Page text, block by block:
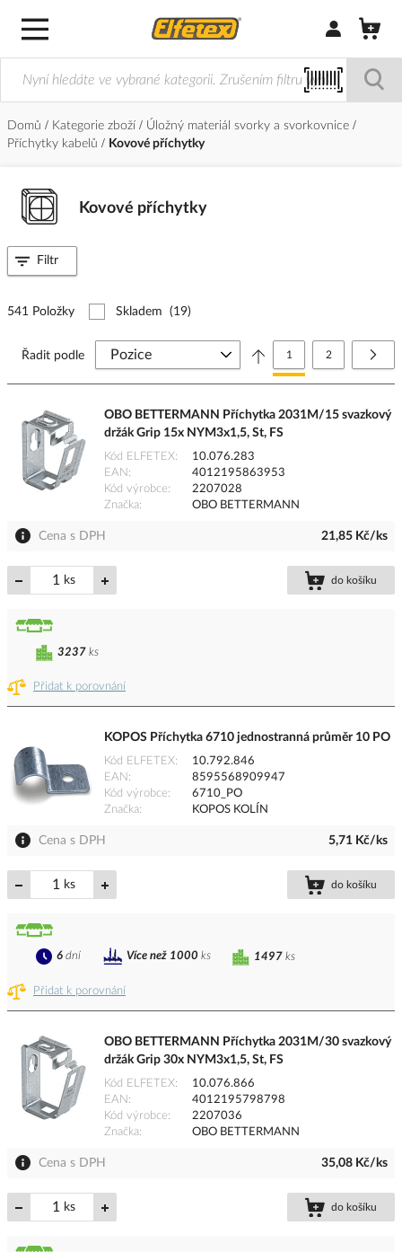
Přihlásit/
Domů Kategorie zboží
Úložný materiál svorky a svorkovnice
Příchytky kabelů
Kovové příchytky
Kovové příchytky
541 Položky Skladem (19)
Stránka
Právě si prohlížíte
1 Stránka
2
Řadit podle
OBO BETTERMANN Příchytka 2031M/15 svazkový
držák Grip 15x NYM3x1,5, St, FS
Kód ELFETEX
10.076.283
EAN
4012195863953
Kód výrobce
2207028
Značka
OBO BETTERMANN
Cena s DPH 21,85 Kč/ks
ks do košíku
Přidat k porovnání
3237 ks
KOPOS Příchytka 6710 jednostranná průměr 10 PO
Kód ELFETEX
10.792.846
EAN
8595568909947
Kód výrobce
6710_PO
Značka
KOPOS KOLÍN
Cena s DPH 5,71 Kč/ks
ks do košíku
Přidat k porovnání
1497 ks
6 dní Více než 1000 ks
OBO BETTERMANN Příchytka 2031M/30 svazkový
držák Grip 30x NYM3x1,5, St, FS
Kód ELFETEX
10.076.866
EAN
4012195798798
Kód výrobce
2207036
Značka
OBO BETTERMANN
Cena s DPH 35,08 Kč/ks
ks do košíku
Filtr